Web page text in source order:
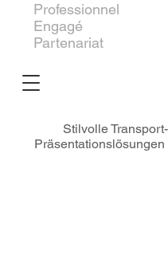
Professionnel
Engagé
Partenariat
Stilvolle
Präsentationslösungen